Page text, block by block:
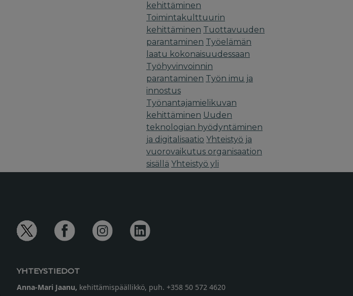
kehittäminen
Toimintakulttuurin
kehittäminen Tuottavuuden
parantaminen Työelämän
laatu kokonaisuudessaan
Työhyvinvoinnin
parantaminen Työn imu ja
innostus
Työnantajamielikuvan
kehittäminen Uuden
teknologian hyödyntäminen
ja digitalisaatio Yhteistyö ja
vuorovaikutus organisaation
sisällä Yhteistyö yli
YHTEYSTIEDOT
Anna-Mari Jaanu, kehittämispäällikkö, puh. +358 50 572 4620